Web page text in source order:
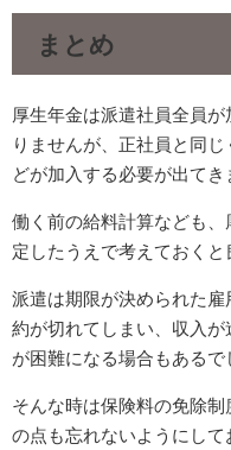
まとめ
厚生年金は派遣社員全員
りませんが、正社員と同
どが加入する必要が出てき
働く前の給料計算なども
定したうえで考えておくと
派遣は期限が決められた
約が切れてしまい、収入
が困難になる場合もあるで
そんな時は保険料の免除
の点も忘れないようにして